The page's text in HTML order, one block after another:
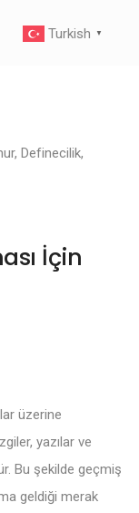
Turkish ▼
, Definecilik,
İçin
üzerine
yazılar ve
Bu şekilde geçmiş
geldiği merak